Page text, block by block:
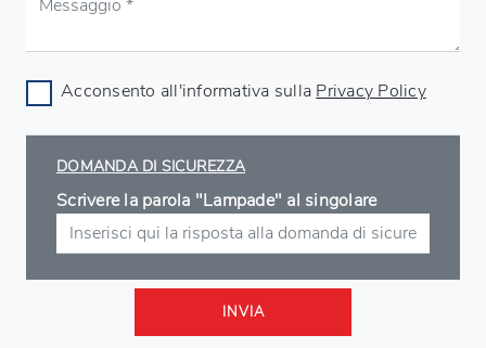
Acconsento all'informativa sulla Privacy Policy
DOMANDA DI SICUREZZA
Scrivere la parola "Lampade" al singolare
INVIA